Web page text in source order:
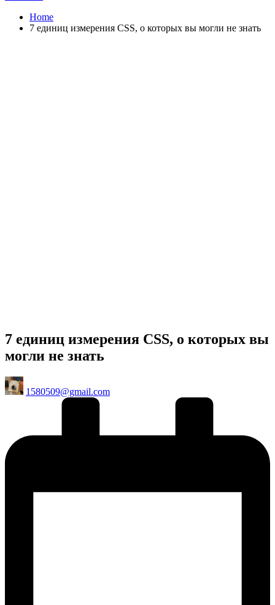
Home
7 единиц измерения CSS, о которых вы могли не знать
7 единиц измерения CSS, о которых вы
могли не знать
Posted
by
1580509@gmail.com